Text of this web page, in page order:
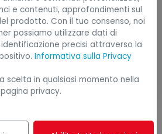
all'informativa (privacy
Invia richiesta
e contenuti, approfondimenti sul
prodotto. Con il tuo consenso, noi
possiamo utilizzare dati di
precisi attraverso la
Informativa sulla Privacy
scelta in qualsiasi momento nella
pagina privacy.